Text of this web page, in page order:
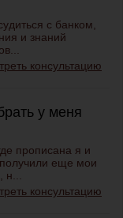
с банком,
и знаний
консультацию
у меня
прописана я и
еще мои
н...
консультацию